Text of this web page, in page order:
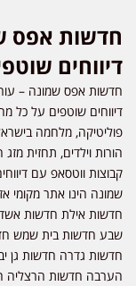
דיווחים
חדשות אפס שמונה –
דיווחים שוטפים על כל
פוליטיקה, מלחמה
הורות וילדים, תחזית
קבוצות ווטסאפ עם
שמונה הינו אתר מקומי
חדשות אילת חדשות
שבע חדשות בית שמש
חדשות גדרה חדשות גן
הערבה חדשות הרצליה